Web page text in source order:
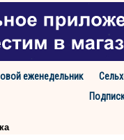
еженедельник